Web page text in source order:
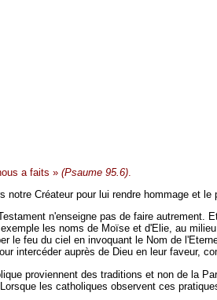
a faits » (Psaume 95.6)
Créateur pour lui rendre hommage et le
n'enseigne pas de faire autrement.
les noms de Moïse et d'Elie, au
feu du ciel en invoquant le Nom de
intercéder auprès de Dieu en leur faveur,
proviennent des traditions et non de la
les catholiques observent ces